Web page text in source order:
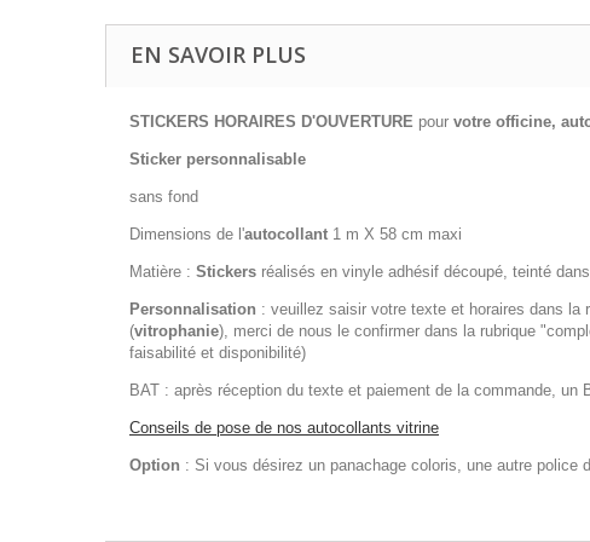
EN SAVOIR PLUS
STICKERS HORAIRES D'OUVERTURE pour votre officine,
Sticker personnalisable
sans fond
Dimensions de l'autocollant 1 m X 58 cm maxi
Matière : Stickers réalisés en vinyle adhésif découpé, teinté
Personnalisation : veuillez saisir votre texte et horaires dans la
(vitrophanie), merci de nous le confirmer dans la rubrique
faisabilité et disponibilité)
BAT : après réception du texte et paiement de la commande, un
Conseils de pose de nos autocollants vitrine
Option : Si vous désirez un panachage coloris, une autre police